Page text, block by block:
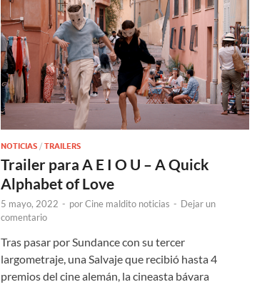
NOTICIAS / TRAILERS
Trailer para A E I O U – A Quick
Alphabet of Love
5 mayo, 2022 - porCine maldito noticias - Dejar un
comentario
Tras pasar por Sundance con su tercer
largometraje, una Salvaje que recibió hasta 4
premios del cine alemán, la cineasta bávara